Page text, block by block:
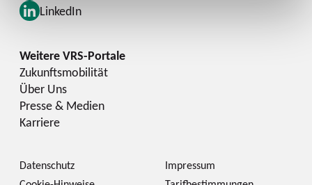
LinkedIn
Zukunftsmobilität
Über Uns
Presse & Medien
Karriere
Datenschutz
Impressum